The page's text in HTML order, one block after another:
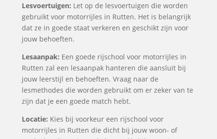
Lesvoertuigen: Let op de lesvoertuigen die worden
gebruikt voor motorrijles in Rutten. Het is belangrijk
dat ze in goede staat verkeren en geschikt zijn voor
jouw behoeften.
Lesaanpak: Een goede rijschool voor motorrijles in
Rutten zal een lesaanpak hanteren die aansluit bij
jouw leerstijl en behoeften. Vraag naar de
lesmethodes die worden gebruikt om er zeker van te
zijn dat je een goede match hebt.
Locatie: Kies bij voorkeur een rijschool voor
motorrijles in Rutten die dicht bij jouw woon- of